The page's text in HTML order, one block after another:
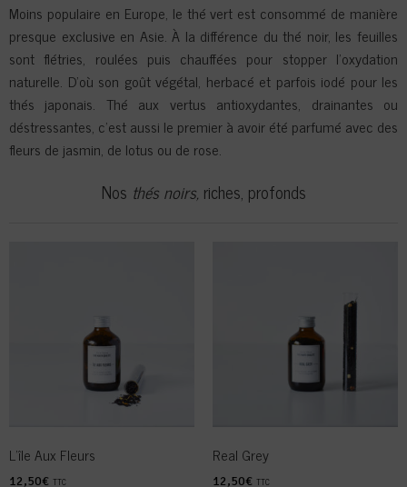
Moins populaire en Europe, le thé vert est consommé de manière
presque exclusive en Asie. À la différence du thé noir, les feuilles
sont flétries, roulées puis chauffées pour stopper l’oxydation
naturelle. D’où son goût végétal, herbacé et parfois iodé pour les
thés japonais. Thé aux vertus antioxydantes, drainantes ou
déstressantes, c’est aussi le premier à avoir été parfumé avec des
fleurs de jasmin, de lotus ou de rose.
Nos thés noirs, riches, profonds
L’île Aux Fleurs
12,50€ TTC
Real Grey
12,50€ TTC